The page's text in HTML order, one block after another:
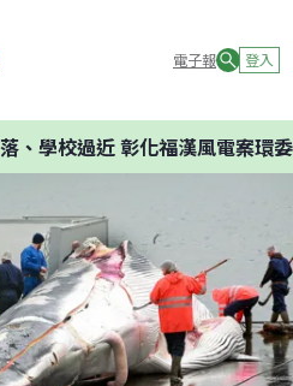
電子報 登入
過近 彰化福漢風電案環委建議不